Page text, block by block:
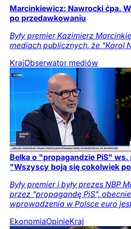
Marcinkiewicz: Nawrocki ćpa.
po przedawkowaniu
Były premier Kazimierz
mediach publicznych, że "Karol
KrajObserwator mediów
Belka o "propagandzie PiS" ws.
"Wszyscy boją się cokolwiek
Były premier i były prezes NBP
przez "propagandę PiS",
wprowadzenia w Polsce euro
EkonomiaOpinieKraj